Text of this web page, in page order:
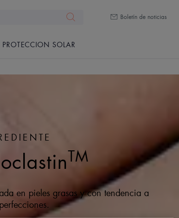
PROTECCION SOLAR
Boletín de noticias
TM
en pieles grasas y con tendencia a